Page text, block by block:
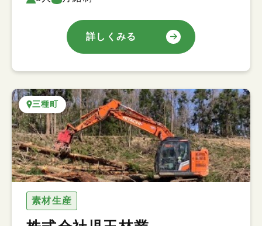
詳しくみる
三種町
素材生産